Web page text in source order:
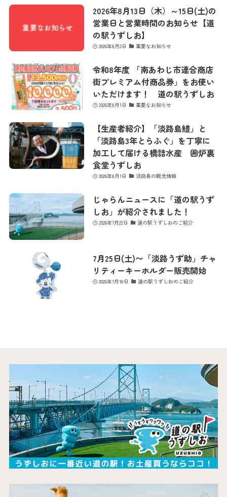
最新情報
コンセプト
コンテンツ
アクセス
営業カレンダー
お問い合わせ
2026年8月13日（木）～15日(土)の
営業日と営業時間のお知らせ【道
の駅うずしお】
2026年8月2日 重要なお知らせ
令和8年度 「南あわじ市連合商店
街プレミアム付商品券」をお使い
いただけます！ 道の駅うずしお
2026年8月1日 重要なお知らせ
【生産者紹介】「淡路島鱧」と
「淡路島3年とらふぐ」を丁寧に
加工して届ける橋詰水産 囲炉裏
食堂うずしお
2026年8月1日 淡路島の観光情報
じゃらんニュースに「道の駅うず
しお」が紹介されました！
2026年7月22日 道の駅うずしおのご紹介
7月25日(土)〜「淡路うず助」チャ
リティーキーホルダー販売開始
2026年7月18日 道の駅うずしおのご紹介